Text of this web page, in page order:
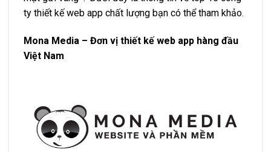
ty thiết kế web app chất lượng bạn có thể tham khảo.
Mona Media – Đơn vị thiết kế web app hàng đầu
Việt Nam